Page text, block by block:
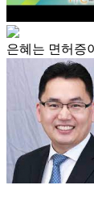
은혜는 면허증